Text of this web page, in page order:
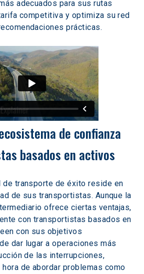
adecuados para sus rutas
competitiva y optimiza su red
prácticas.
de confianza
basados en activos
de transporte de éxito reside en
de sus transportistas. Aunque la
ofrece ciertas ventajas,
con transportistas basados en
con sus objetivos
dar lugar a operaciones más
de las interrupciones,
de abordar problemas como